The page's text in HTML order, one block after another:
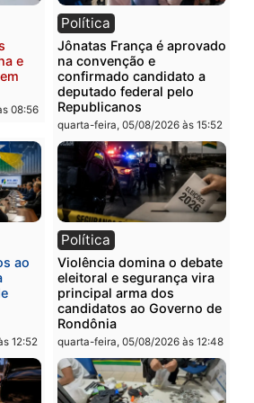
da
às 09:02
Polícia
Polícia Civil prende dois
homens por tortura,
tráfico e posse de arma
Itapuã
quinta-feira, 06/08/2026 às
e
em
às 08:56
Política
Jônatas França é
na convenção e
confirmado candidato a
deputado federal pelo
Republicanos